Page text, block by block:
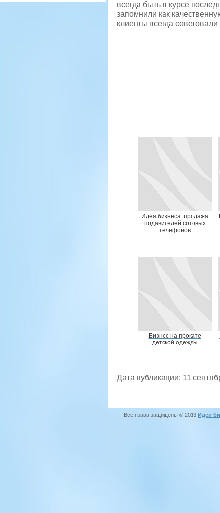
всегда быть в курсе
запомнили как
клиенты всегда
Идея бизнеса: продажа
подавителей сотовых
телефонов
Бизнес на прокате
детской одежды
Дата публикации: 11
Все права защищены © 2013 Идеи